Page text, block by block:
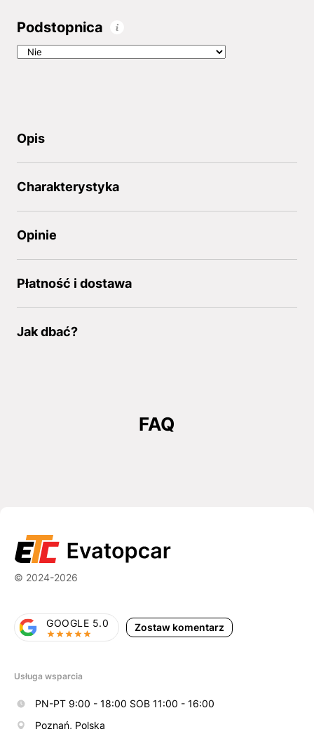
Podstopnica
Opis
Charakterystyka
Opinie
Płatność i dostawa
Jak dbać?
FAQ
© 2024-2026
Zostaw komentarz
GOOGLE 5.0
Usługa wsparcia
PN-PT 9:00 - 18:00 SOB 11:00 - 16:00
Poznań, Polska